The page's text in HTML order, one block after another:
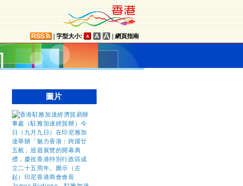
字型大小: 網頁指南
圖片